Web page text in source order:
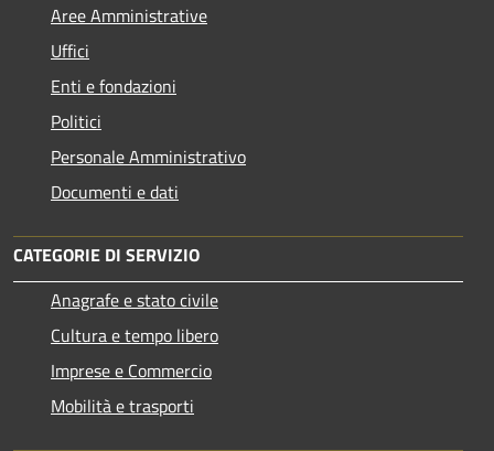
Aree Amministrative
Uffici
Enti e fondazioni
Politici
Personale Amministrativo
Documenti e dati
CATEGORIE DI SERVIZIO
Anagrafe e stato civile
Cultura e tempo libero
Imprese e Commercio
Mobilità e trasporti